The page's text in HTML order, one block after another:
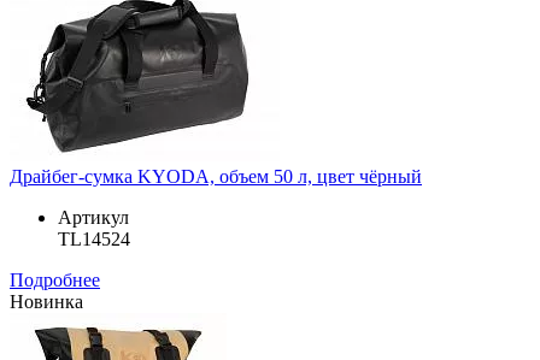
Драйбег-сумка KYODA, объем 50 л, цвет чёрный
Артикул
TL14524
Подробнее
Новинка